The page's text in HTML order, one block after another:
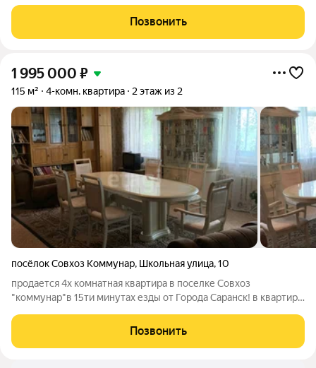
домов! В квартире выполнен современный, качественный, из
дорогих строительных
Позвонить
1 995 000 ₽
115 м² 4-комн. квартира 2 этаж из 2
посёлок Совхоз Коммунар, Школьная улица,10
продается 4х комнатная квартира в поселке Совхоз
"коммунар"в 15ти минутах езды от Города Саранск! в квартире
остается покупателю в подарок! Квартира индивидуальной
планировки,соединенные 1ком.кв.и
Позвонить